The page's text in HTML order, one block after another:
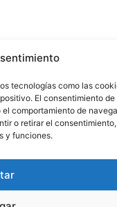
tecnologías como las
El consentimiento de
comportamiento de
o retirar el
y funciones.